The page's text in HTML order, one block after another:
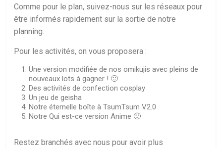
Comme pour le plan, suivez-nous sur les réseaux pour
être informés rapidement sur la sortie de notre
planning.
Pour les activités, on vous proposera :
Une version modifiée de nos omikujis avec pleins de
nouveaux lots à gagner ! 🙂
Des activités de confection cosplay
Un jeu de geisha
Notre éternelle boîte à TsumTsum V2.0
Notre Qui est-ce version Anime 🙂
Restez branchés avec nous pour avoir plus